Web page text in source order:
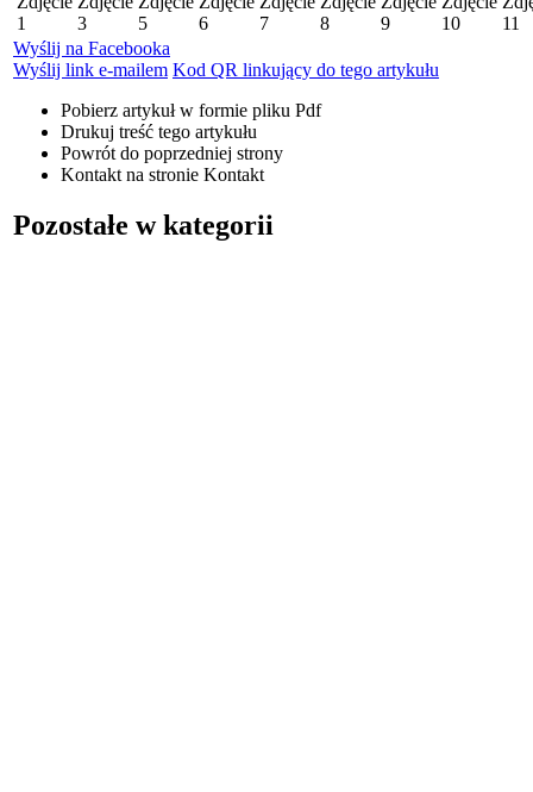
Wyślij na Facebooka
Wyślij link e-mailem Kod QR linkujący do tego artykułu
Pobierz artykuł w formie pliku Pdf
Drukuj treść tego artykułu
Powrót do poprzedniej strony
Kontakt na stronie Kontakt
Pozostałe w kategorii